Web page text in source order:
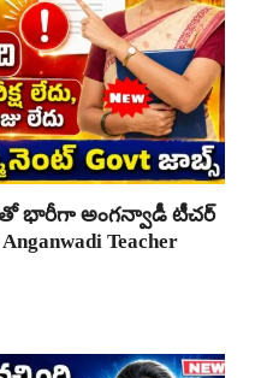
భారీగా అంగన్వాడీ టీచర్
Teacher